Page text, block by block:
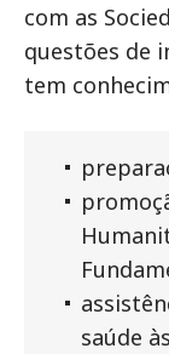
com as
questões de
tem
saúde